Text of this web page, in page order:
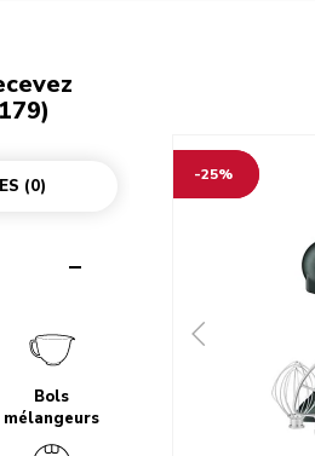
(0)
Bols
mélangeurs
-25%